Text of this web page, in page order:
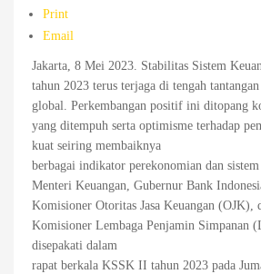
Print
Email
Jakarta, 8 Mei 2023. Stabilitas Sistem
tahun 2023 terus terjaga di tengah tantangan
global. Perkembangan positif ini ditopang
yang ditempuh serta optimisme terhadap
kuat seiring membaiknya
berbagai indikator perekonomian dan
Menteri Keuangan, Gubernur Bank
Komisioner Otoritas Jasa Keuangan (OJK),
Komisioner Lembaga Penjamin Simpanan
disepakati dalam
rapat berkala KSSK II tahun 2023 pada